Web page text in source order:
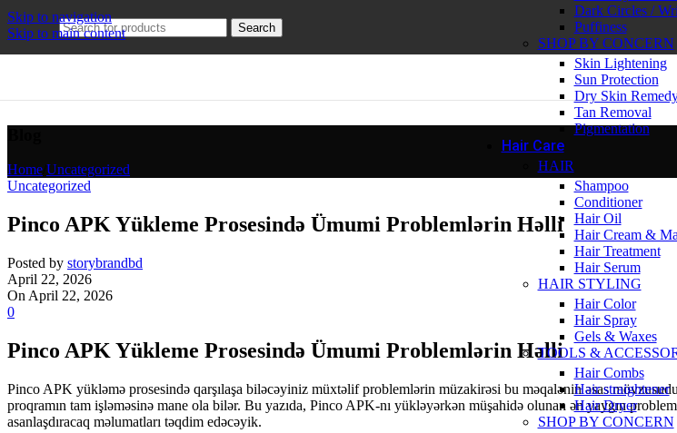
Skip to navigation
Skip to main content
Search
Dark Circles /
Puffiness
SHOP BY CONCERN
Skin Lightening
Sun Protection
Dry Skin
Tan Removal
Pigmentation
Hair Care
HAIR
Shampoo
Conditioner
Hair Oil
Hair Cream &
Hair Treatment
Hair Serum
HAIR STYLING
Hair Color
Hair Spray
Gels & Waxes
TOOLS &
Hair Combs
Hair straightener
Hair Dryer
SHOP BY CONCERN
Home Uncategorized
Uncategorized
Pinco APK Yükleme Prosesində Ümumi Problemlərin Həlli
Posted by storybrandbd
April 22, 2026
On April 22, 2026
0
Pinco APK Yükleme Prosesində Ümumi Problemlərin Həlli
Pinco APK yükləmə prosesində qarşılaşa biləcəyiniz müxtəlif problemlərin müzakirəsi bu məqalənin əsas
proqramın tam işləməsinə mane ola bilər. Bu yazıda, Pinco APK-nı yükləyərkən müşahidə olunan ən yaygın
asanlaşdıracaq məlumatları təqdim edəcəyik.